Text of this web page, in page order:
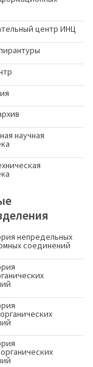
центр ИНЦ
научная
непредельных
соединений